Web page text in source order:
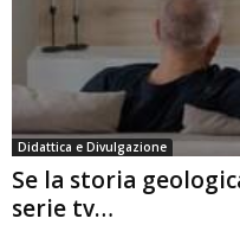
Didattica e Divulgazione
Se la storia
serie tv…